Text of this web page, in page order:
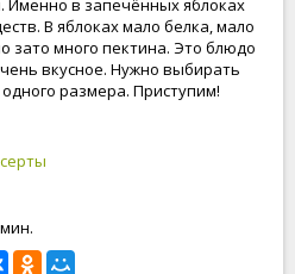
Именно в запечённых яблоках
В яблоках мало белка, мало
зато много пектина. Это блюдо
вкусное. Нужно выбирать
размера. Приступим!